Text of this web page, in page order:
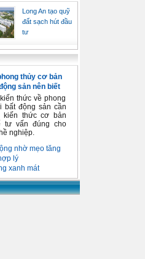
Long An tạo quỹ
đất sạch hút đầu
tư
thủy cơ bản
sản nên biết
thức về phong
bất động sản cần
kiến thức cơ bản
tư vấn đúng cho
nghiệp.
nhờ mẹo tăng
lý
xanh mát